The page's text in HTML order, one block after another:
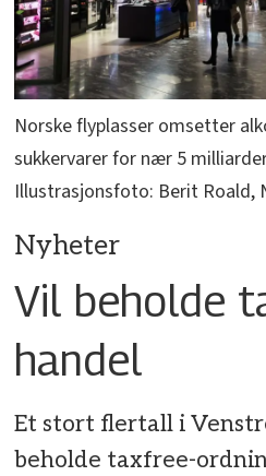
Norske flyplasser omsetter
sukkervarer for nær 5
Illustrasjonsfoto: Berit Roald,
Nyheter
Vil beholde
handel
Et stort flertall i
beholde taxfree-